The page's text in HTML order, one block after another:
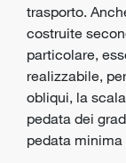
trasporto.
costruite
particolare,
realizzabile,
obliqui, la
pedata dei
pedata